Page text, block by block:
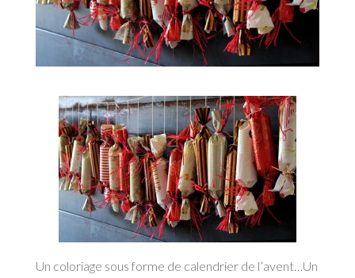
Un coloriage sous forme de calendrier de l’avent…Un